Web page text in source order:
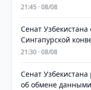
21:45 · 08/08
Сенат
Сингапурской
21:30 · 08/08
Сенат
об обмене данными